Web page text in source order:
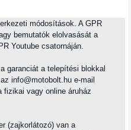
módosítások. A GPR
bemutatók elolvasását a
Youtube csatornáján.
garanciát a telepítési blokkal
info@motobolt.hu e-mail
fizikai vagy online áruház
(zajkorlátozó) van a